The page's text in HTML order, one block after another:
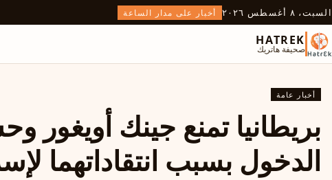
السبت، ٨ أغسطس ٢٠٢٦ أخبار على مدار الساعة
HATREK
صحيفة هاتريك
أخبار عامة
بريطانيا تمنع جينك أويغور
الدخول بسبب انتقاداتهما